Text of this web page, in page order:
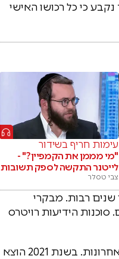
כי כל רכושו האישי
עימות חריף בשידור
"מי מממן את הקמפיין?" -
לייטנר התקשה לספק תשובות
צבי טסלר
שנים רבות. מבקרי
הידיעות רויטרס
יאנג מצטרף לשורת בכירים סינים שנידונו לעונש מוות בעבירות שחיתות בשנים האחרונות. בשנת 2021 הוצא